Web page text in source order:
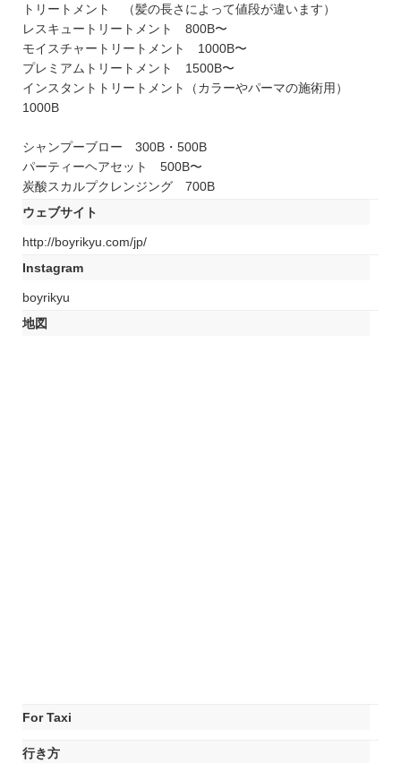
トリートメント （髪の長さによって値段が違います）
レスキュートリートメント 800B〜
モイスチャートリートメント 1000B〜
プレミアムトリートメント 1500B〜
インスタントトリートメント（カラーやパーマの施術用）
1000B
シャンプーブロー 300B・500B
パーティーヘアセット 500B〜
炭酸スカルプクレンジング 700B
ウェブサイト
http://boyrikyu.com/jp/
Instagram
boyrikyu
地図
For Taxi
行き方